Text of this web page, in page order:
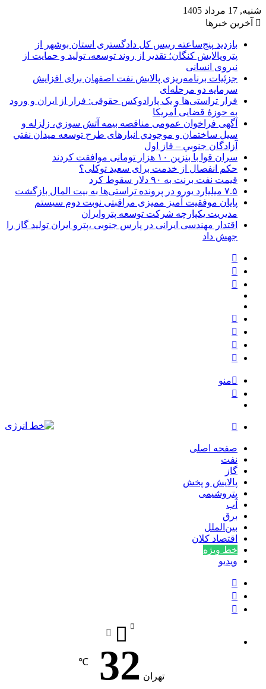
شنبه, 17 مرداد 1405
آخرین خبرها
بازدید پنج‌ساعته رییس کل دادگستری استان بوشهر از
پتروپالایش کنگان؛ تقدیر از روند توسعه، تولید و حمایت از
نیروی انسانی
جزئیات برنامه‌ریزی پالایش نفت اصفهان برای افزایش
سرمایه دو مرحله‌ای
فرار تراستی‌ها و یک پارادوکس حقوقی: فرار از ایران و ورود
به حوزۀ قضایی آمریکا
آگهی فراخوان عمومی مناقصه بيمه آتش سوزي، زلزله و
سیل ساختمان و موجودي انبارهای طرح توسعه ميدان نفتي
آزادگان جنوبي – فاز اول
سران قوا با بنزین ۱۰ هزار تومانی موافقت کردند
حکم انفصال از خدمت برای سعید توکلی؟
قیمت نفت برنت به ۹۰ دلار سقوط کرد
۷.۵ میلیارد یورو در پرونده تراستی‌ها به بیت المال بازگشت
پایان موفقیت آمیز ممیزی مراقبتی نوبت دوم سیستم
مدیریت یکپارچه شرکت توسعه پتروایران
اقتدار مهندسی ایرانی در پارس جنوبی ،پترو ایران تولید گاز را
جهش داد
منو
صفحه اصلی
نفت
گاز
پالایش و پخش
پتروشیمی
آب
برق
بین‌الملل
اقتصاد کلان
خط ویژه
ویدیو
تهران 32
℃